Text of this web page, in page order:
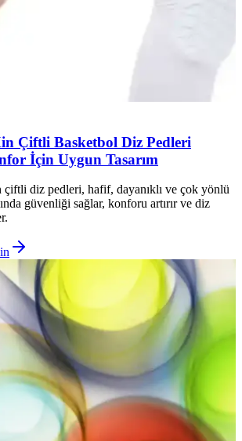
Çiftli Basketbol Diz Pedleri
İçin Uygun Tasarım
diz pedleri, hafif, dayanıklı ve çok yönlü
güvenliği sağlar, konforu artırır ve diz